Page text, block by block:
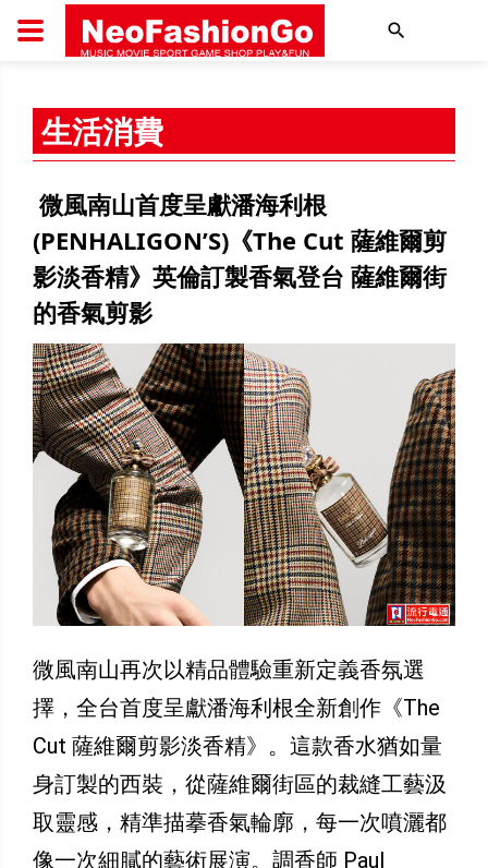
搜尋
生活消費
微風南山首度呈獻潘海利根
(PENHALIGON’S)《The Cut 薩維爾剪
影淡香精》英倫訂製香氣登台 薩維爾街
的香氣剪影
微風南山再次以精品體驗重新定義香氛選
擇，全台首度呈獻潘海利根全新創作《The
Cut 薩維爾剪影淡香精》。這款香水猶如量
身訂製的西裝，從薩維爾街區的裁縫工藝汲
取靈感，精準描摹香氣輪廓，每一次噴灑都
像一次細膩的藝術展演。調香師 Paul